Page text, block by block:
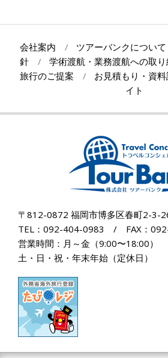
会社案内 ツアーバンクについて
針
学術渡航・業務渡航への取り
旅行のご提案
お見積もり・資
イト
〒812-0872 福岡市博多区春町2-3-
TEL：092-404-0983 / FAX：
営業時間：月～金（9:00〜18:00）
土・日・祝・年末年始（定休日）